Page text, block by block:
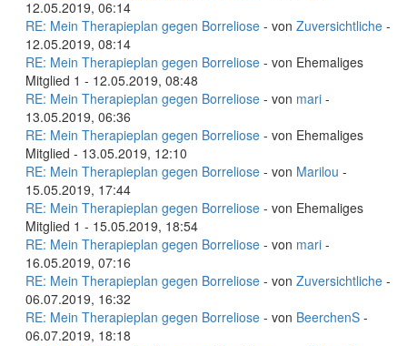
12.05.2019, 06:14
RE: Mein Therapieplan gegen Borreliose - von Zuversichtliche -
12.05.2019, 08:14
RE: Mein Therapieplan gegen Borreliose - von Ehemaliges
Mitglied 1 - 12.05.2019, 08:48
RE: Mein Therapieplan gegen Borreliose - von mari -
13.05.2019, 06:36
RE: Mein Therapieplan gegen Borreliose - von Ehemaliges
Mitglied - 13.05.2019, 12:10
RE: Mein Therapieplan gegen Borreliose - von Marilou -
15.05.2019, 17:44
RE: Mein Therapieplan gegen Borreliose - von Ehemaliges
Mitglied 1 - 15.05.2019, 18:54
RE: Mein Therapieplan gegen Borreliose - von mari -
16.05.2019, 07:16
RE: Mein Therapieplan gegen Borreliose - von Zuversichtliche -
06.07.2019, 16:32
RE: Mein Therapieplan gegen Borreliose - von BeerchenS -
06.07.2019, 18:18